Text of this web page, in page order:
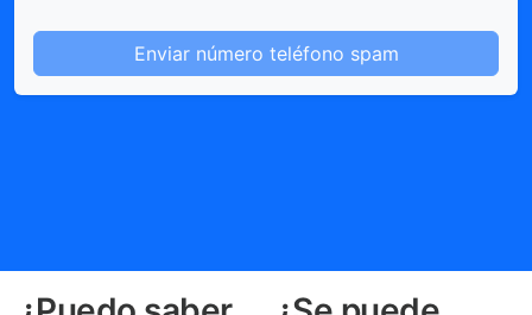
Enviar número teléfono spam